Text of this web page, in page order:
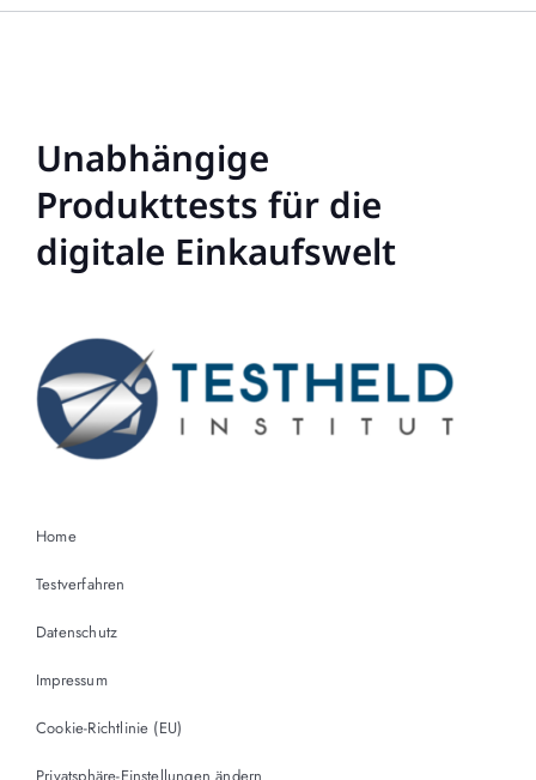
Unabhängige
Produkttests für die
digitale Einkaufswelt
Home
Testverfahren
Datenschutz
Impressum
Cookie-Richtlinie (EU)